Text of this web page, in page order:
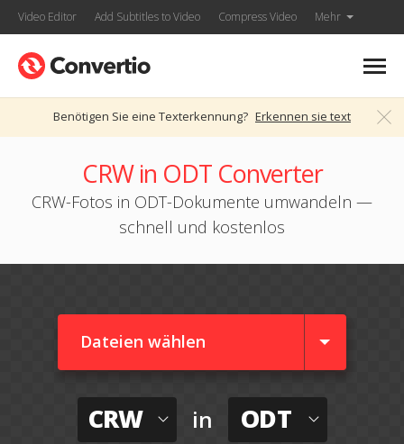
Video Editor Add Subtitles to Video Compress Video Mehr
Benötigen Sie eine Texterkennung? Erkennen sie text
CRW in ODT Converter
CRW-Fotos in ODT-Dokumente umwandeln —
schnell und kostenlos
Dateien wählen
CRW in ODT